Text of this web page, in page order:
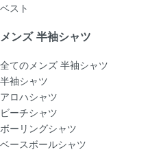
ベスト
メンズ 半袖シャツ
全てのメンズ 半袖シャツ
半袖シャツ
アロハシャツ
ビーチシャツ
ボーリングシャツ
ベースボールシャツ